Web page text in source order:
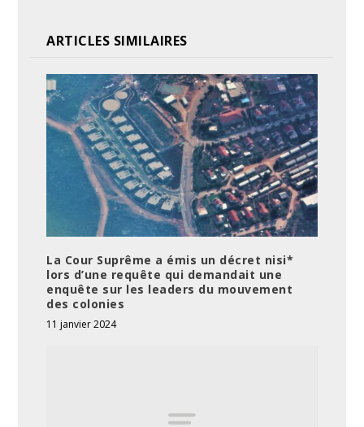
ARTICLES SIMILAIRES
La Cour Suprême a émis un décret nisi*
lors d’une requête qui demandait une
enquête sur les leaders du mouvement
des colonies
11 janvier 2024